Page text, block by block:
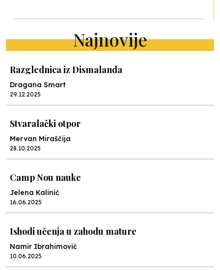
Najnovije
Razglednica iz Dismalanda
Dragana Smart
29.12.2025
Stvaralački otpor
Mervan Miraščija
28.10.2025
Camp Nou nauke
Jelena Kalinić
16.06.2025
Ishodi učenja u zahodu mature
Namir Ibrahimović
10.06.2025